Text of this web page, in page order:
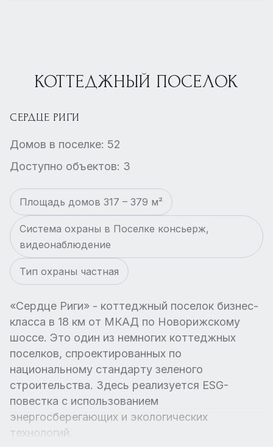
КОТТЕДЖНЫЙ ПОСЕЛОК
СЕРДЦЕ РИГИ
Домов в поселке: 52
Доступно объектов: 3
Площадь домов 317 – 379 м²
Система охраны в Поселке консьерж,
видеонаблюдение
Тип охраны частная
«Сердце Риги» - коттеджный поселок бизнес-
класса в 18 км от МКАД по Новорижскому
шоссе. Это один из немногих коттеджных
поселков, спроектированных по
национальному стандарту зеленого
строительства. Здесь реализуется ESG-
повестка с использованием
энергосберегающих и экологических
технологий.